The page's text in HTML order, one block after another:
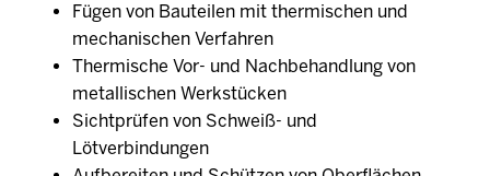
Fügen von Bauteilen mit thermischen und
mechanischen Verfahren
Thermische Vor- und Nachbehandlung von
metallischen Werkstücken
Sichtprüfen von Schweiß- und
Lötverbindungen